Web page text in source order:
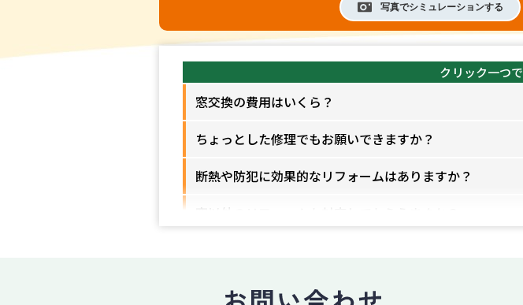
写真でシミュレーションする
窓交換の費用はいくら？
ちょっとした修理でもお願いできますか？
断熱や防犯に効果的なリフォームはありますか？
窓以外のリフォームも対応してもらえますか？